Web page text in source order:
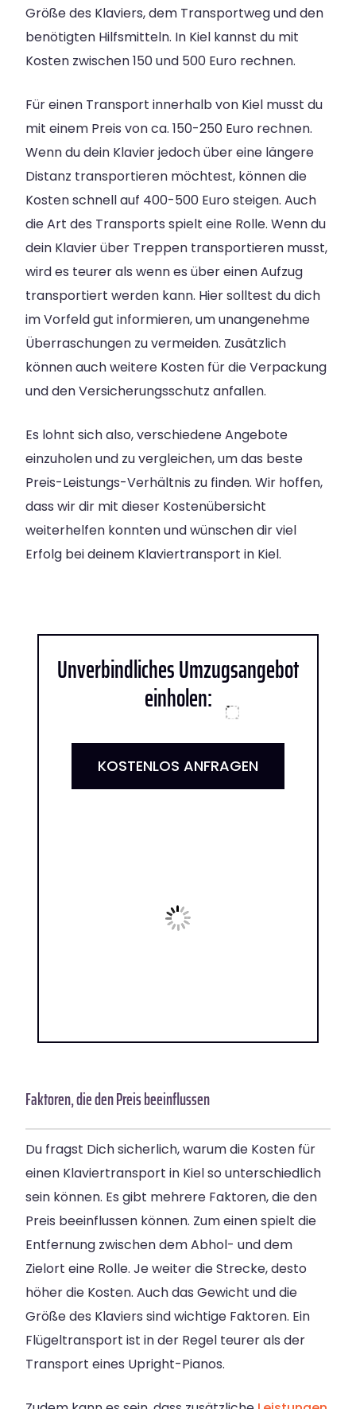
Größe des Klaviers, dem Transportweg und den
benötigten Hilfsmitteln. In Kiel kannst du mit
Kosten zwischen 150 und 500 Euro rechnen.
Für einen Transport innerhalb von Kiel musst du
mit einem Preis von ca. 150-250 Euro rechnen.
Wenn du dein Klavier jedoch über eine längere
Distanz transportieren möchtest, können die
Kosten schnell auf 400-500 Euro steigen. Auch
die Art des Transports spielt eine Rolle. Wenn du
dein Klavier über Treppen transportieren musst,
wird es teurer als wenn es über einen Aufzug
transportiert werden kann. Hier solltest du dich
im Vorfeld gut informieren, um unangenehme
Überraschungen zu vermeiden. Zusätzlich
können auch weitere Kosten für die Verpackung
und den Versicherungsschutz anfallen.
Es lohnt sich also, verschiedene Angebote
einzuholen und zu vergleichen, um das beste
Preis-Leistungs-Verhältnis zu finden. Wir hoffen,
dass wir dir mit dieser Kostenübersicht
weiterhelfen konnten und wünschen dir viel
Erfolg bei deinem Klaviertransport in Kiel.
Unverbindliches Umzugsangebot
einholen:
KOSTENLOS ANFRAGEN
Faktoren, die den Preis beeinflussen
Du fragst Dich sicherlich, warum die Kosten für
einen Klaviertransport in Kiel so unterschiedlich
sein können. Es gibt mehrere Faktoren, die den
Preis beeinflussen können. Zum einen spielt die
Entfernung zwischen dem Abhol- und dem
Zielort eine Rolle. Je weiter die Strecke, desto
höher die Kosten. Auch das Gewicht und die
Größe des Klaviers sind wichtige Faktoren. Ein
Flügeltransport ist in der Regel teurer als der
Transport eines Upright-Pianos.